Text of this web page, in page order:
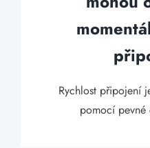
Rychlost připojení
pomocí